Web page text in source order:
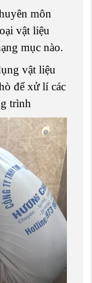
môn
vật liệu
mục nào.
vật liệu
để xử lí các
trình